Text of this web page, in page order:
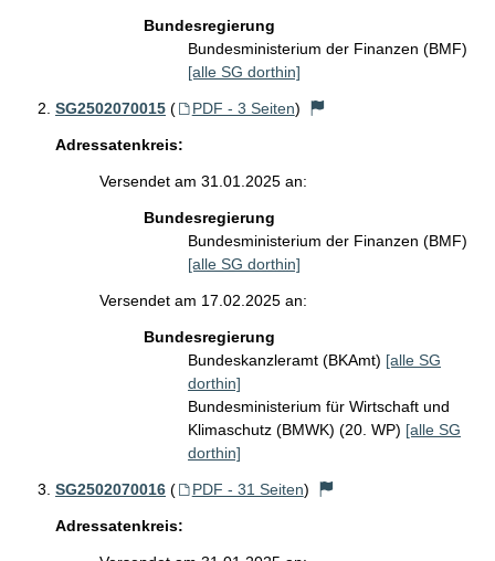
Bundesregierung
Bundesministerium der Finanzen (BMF)
[alle SG dorthin]
SG2502070015 ( PDF - 3 Seiten)
Adressatenkreis:
Versendet am 31.01.2025 an:
Bundesregierung
Bundesministerium der Finanzen (BMF)
[alle SG dorthin]
Versendet am 17.02.2025 an:
Bundesregierung
Bundeskanzleramt (BKAmt) [alle SG
dorthin]
Bundesministerium für Wirtschaft und
Klimaschutz (BMWK) (20. WP) [alle SG
dorthin]
SG2502070016 ( PDF - 31 Seiten)
Adressatenkreis: